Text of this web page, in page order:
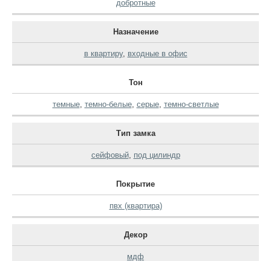
добротные
Назначение
в квартиру, входные в офис
Тон
темные, темно-белые, серые, темно-светлые
Тип замка
сейфовый, под цилиндр
Покрытие
пвх (квартира)
Декор
мдф